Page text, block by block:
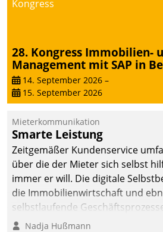
Wohnungsbau- und
der Lösung über die SAP
Cloud Platform
entschieden - als erstes
Unternehmen am
Kongress
28. Kongress Immobilien-
Management mit SAP in
14. September 2026 –
15. September 2026
Mieterkommunikation
Smarte Leistung
Zeitgemäßer Kundenservice
über die der Mieter sich selbst
immer er will. Die digitale
die Immobilienwirtschaft und
selbstlaufende
Kunde und smart der
Nadja Hußmann